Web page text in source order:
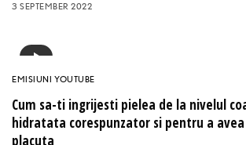
3 SEPTEMBER 2022
EMISIUNI YOUTUBE
Cum sa-ti ingrijesti pielea de la nivelul
hidratata corespunzator si pentru a
placuta